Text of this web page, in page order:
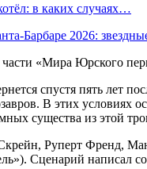
в каких случаях…
Барбаре 2026:
спустя пять лет
В этих условиях
существа из этой
Руперт Френд,
Сценарий написал